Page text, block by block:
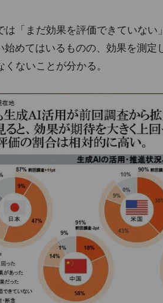
は「まだ効果を評価できていない
始めてはいるものの、効果を測
くないことが分かる。